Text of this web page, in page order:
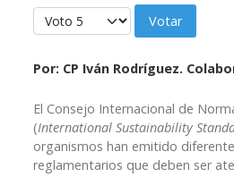
Ratio:5/5
Por favor, vote
Por: CP Iván Rodríguez.
El Consejo Internacional de
(International Sustainability
organismos han emitido
reglamentarios que deben ser